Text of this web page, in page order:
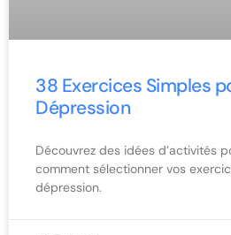
38 Exercices Simples
Dépression
Découvrez des idées d’activités
comment sélectionner vos
dépression.